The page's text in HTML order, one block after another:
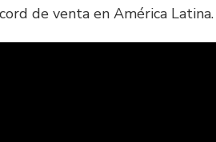
de venta en América Latina.